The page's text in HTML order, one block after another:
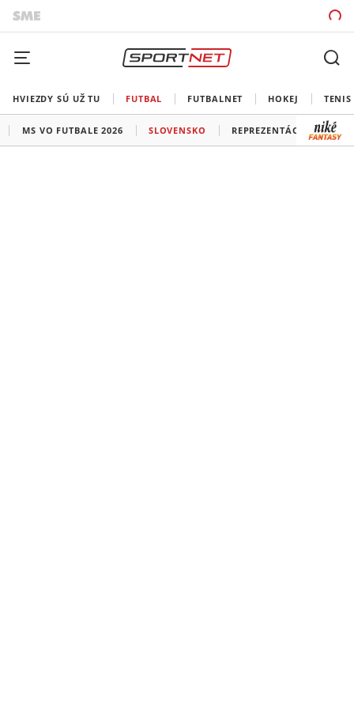
HVIEZDY SÚ UŽ TU FUTBAL FUTBALNET HOKEJ TENIS
MS VO FUTBALE 2026 SLOVENSKO REPREZENTÁCIE